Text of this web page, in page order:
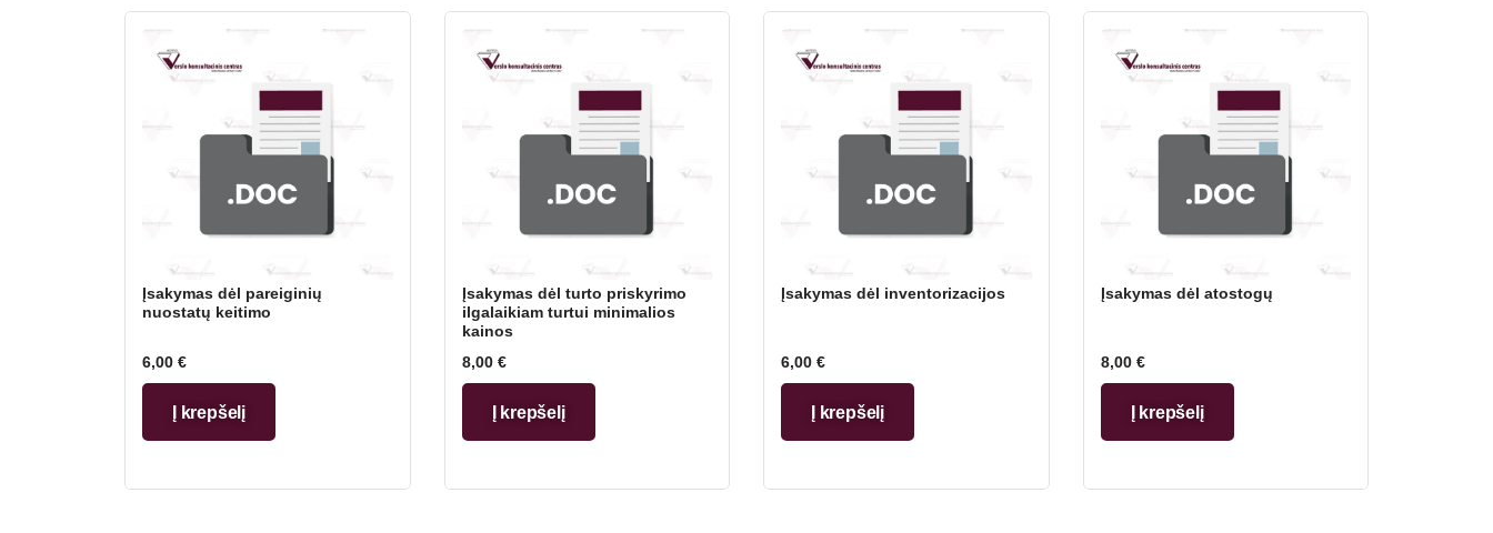
Įsakymas dėl pareiginių
nuostatų keitimo
6,00 €
Į krepšelį
Įsakymas dėl turto priskyrimo
ilgalaikiam turtui minimalios
kainos
8,00 €
Į krepšelį
Įsakymas dėl inventorizacijos
6,00 €
Į krepšelį
Įsakymas dėl atostogų
8,00 €
Į krepšelį